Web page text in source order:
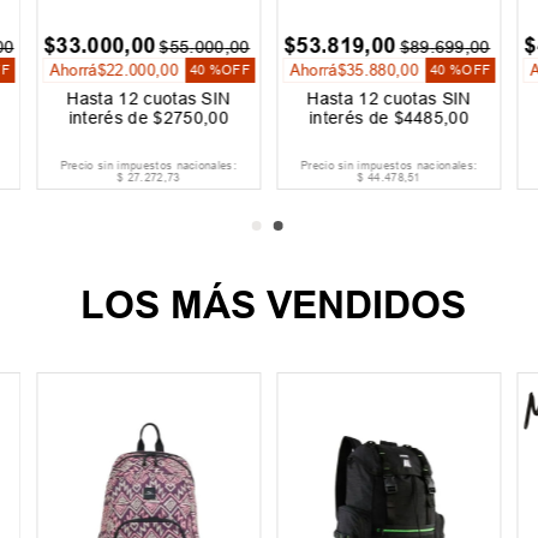
$33.000,00 $55.000,00
Ahorrá$22 .000,00 40 %OFF
Hasta 12 cuotas SIN
interés de$2750 ,00
Precio sin impuestos nacionales:
$ 27.272,73
$53.819,00 $89.699,00
Ahorrá$35 .880,00 40 %OFF
Hasta 12 cuotas SIN
interés de $4485 ,00
Precio sin impuestos nacionales:
$ 44.478,51
$
LOS MÁS VENDIDOS